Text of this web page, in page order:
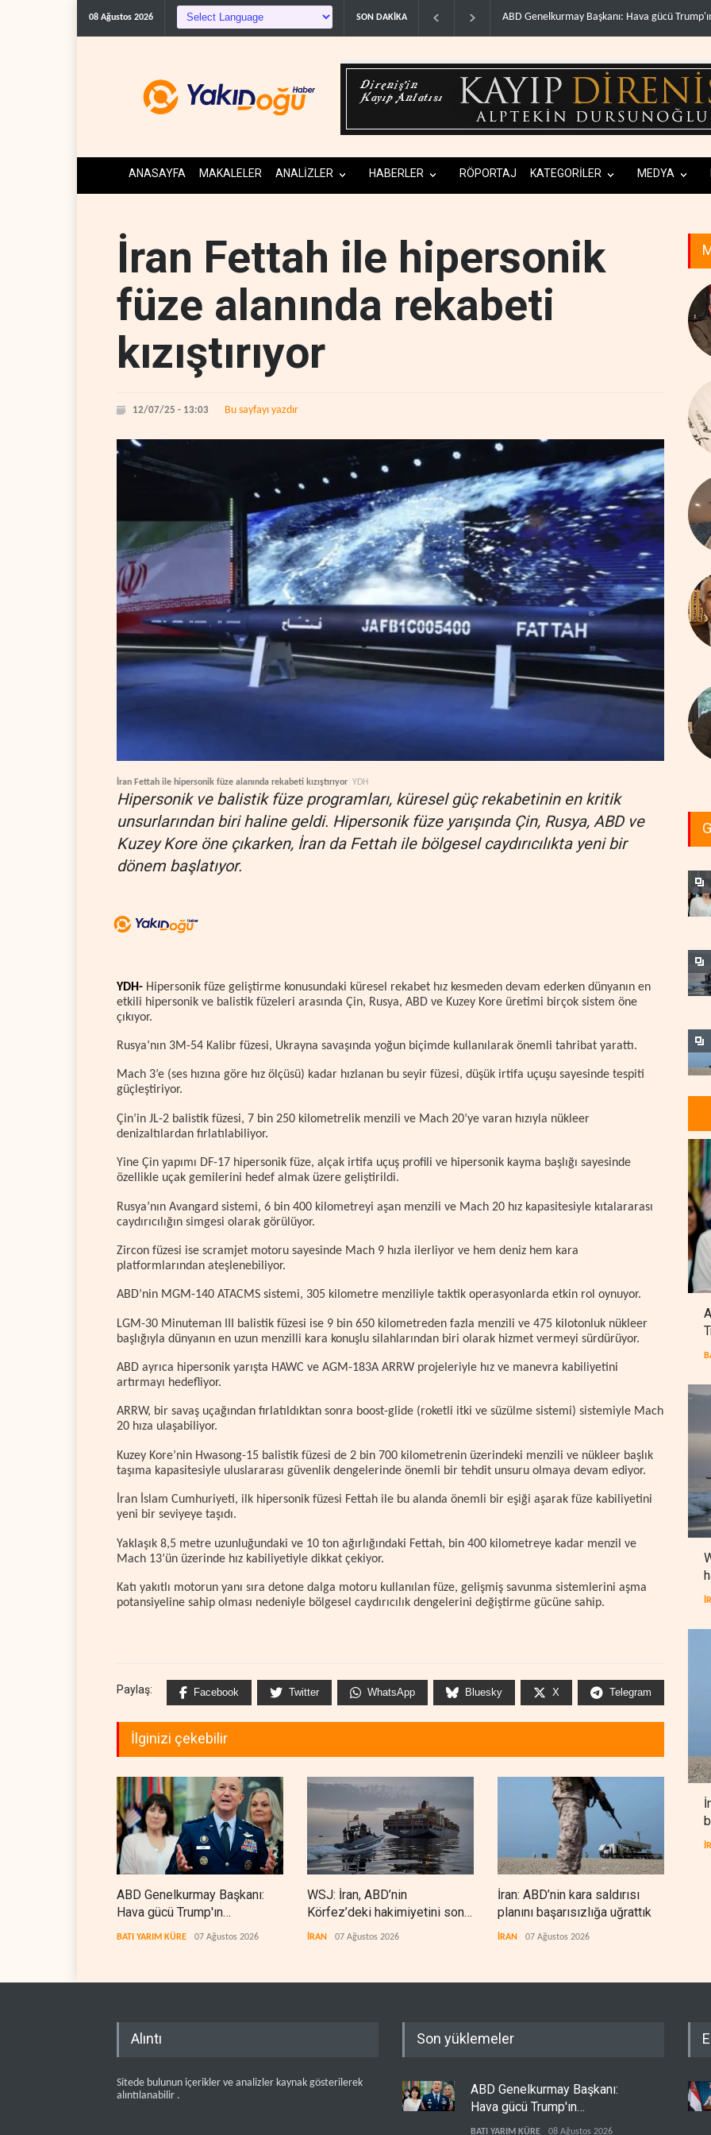
08 Ağustos 2026 SON DAKİKA
ABD Genelkurmay Başkanı: Hava gücü Trump'ın hedeflerine.. WSJ: İran, ABD’nin Körfez’deki hakimiyetini
ANASAYFA MAKALELER ANALİZLER HABERLER RÖPORTAJ KATEGORİLER MEDYA
İran Fettah ile hipersonik
füze alanında rekabeti
kızıştırıyor
12/07/25 - 13:03 Bu sayfayı yazdır
İran Fettah ile hipersonik füze alanında rekabeti kızıştırıyor YDH
Hipersonik ve balistik füze programları, küresel güç rekabetinin en kritik
unsurlarından biri haline geldi. Hipersonik füze yarışında Çin, Rusya, ABD ve
Kuzey Kore öne çıkarken, İran da Fettah ile bölgesel caydırıcılıkta yeni bir
dönem başlatıyor.
YDH- Hipersonik füze geliştirme konusundaki küresel rekabet hız kesmeden devam ederken dünyanın en
etkili hipersonik ve balistik füzeleri arasında Çin, Rusya, ABD ve Kuzey Kore üretimi birçok sistem öne
çıkıyor.
Rusya’nın 3M-54 Kalibr füzesi, Ukrayna savaşında yoğun biçimde kullanılarak önemli tahribat yarattı.
Mach 3’e (ses hızına göre hız ölçüsü) kadar hızlanan bu seyir füzesi, düşük irtifa uçuşu sayesinde tespiti
güçleştiriyor.
Çin’in JL-2 balistik füzesi, 7 bin 250 kilometrelik menzili ve Mach 20’ye varan hızıyla nükleer
denizaltılardan fırlatılabiliyor.
Yine Çin yapımı DF-17 hipersonik füze, alçak irtifa uçuş profili ve hipersonik kayma başlığı sayesinde
özellikle uçak gemilerini hedef almak üzere geliştirildi.
Rusya’nın Avangard sistemi, 6 bin 400 kilometreyi aşan menzili ve Mach 20 hız kapasitesiyle kıtalararası
caydırıcılığın simgesi olarak görülüyor.
Zircon füzesi ise scramjet motoru sayesinde Mach 9 hızla ilerliyor ve hem deniz hem kara
platformlarından ateşlenebiliyor.
ABD’nin MGM-140 ATACMS sistemi, 305 kilometre menziliyle taktik operasyonlarda etkin rol oynuyor.
LGM-30 Minuteman III balistik füzesi ise 9 bin 650 kilometreden fazla menzili ve 475 kilotonluk nükleer
başlığıyla dünyanın en uzun menzilli kara konuşlu silahlarından biri olarak hizmet vermeyi sürdürüyor.
ABD ayrıca hipersonik yarışta HAWC ve AGM-183A ARRW projeleriyle hız ve manevra kabiliyetini
artırmayı hedefliyor.
ARRW, bir savaş uçağından fırlatıldıktan sonra boost-glide (roketli itki ve süzülme sistemi) sistemiyle Mach
20 hıza ulaşabiliyor.
Kuzey Kore’nin Hwasong-15 balistik füzesi de 2 bin 700 kilometrenin üzerindeki menzili ve nükleer başlık
taşıma kapasitesiyle uluslararası güvenlik dengelerinde önemli bir tehdit unsuru olmaya devam ediyor.
İran İslam Cumhuriyeti, ilk hipersonik füzesi Fettah ile bu alanda önemli bir eşiği aşarak füze kabiliyetini
yeni bir seviyeye taşıdı.
Yaklaşık 8,5 metre uzunluğundaki ve 10 ton ağırlığındaki Fettah, bin 400 kilometreye kadar menzil ve
Mach 13’ün üzerinde hız kabiliyetiyle dikkat çekiyor.
Katı yakıtlı motorun yanı sıra detone dalga motoru kullanılan füze, gelişmiş savunma sistemlerini aşma
potansiyeline sahip olması nedeniyle bölgesel caydırıcılık dengelerini değiştirme gücüne sahip.
Paylaş: Facebook Twitter WhatsApp Bluesky X Telegram
İlginizi çekebilir
ABD Genelkurmay Başkanı:
Hava gücü Trump'ın
hedeflerine yetmez
BATI YARIM KÜRE 07 Ağustos 2026
WSJ: İran, ABD’nin
Körfez’deki hakimiyetini sona
erdiriyor
İRAN 07 Ağustos 2026
İran: ABD’nin kara saldırısı
planını başarısızlığa uğrattık
İRAN 07 Ağustos 2026
Alıntı
Sitede bulunun içerikler ve analizler kaynak gösterilerek
alıntılanabilir .
Son yüklemeler
ABD Genelkurmay Başkanı:
Hava gücü Trump'ın
hedeflerine yetmez
BATI YARIM KÜRE 08 Ağustos 2026